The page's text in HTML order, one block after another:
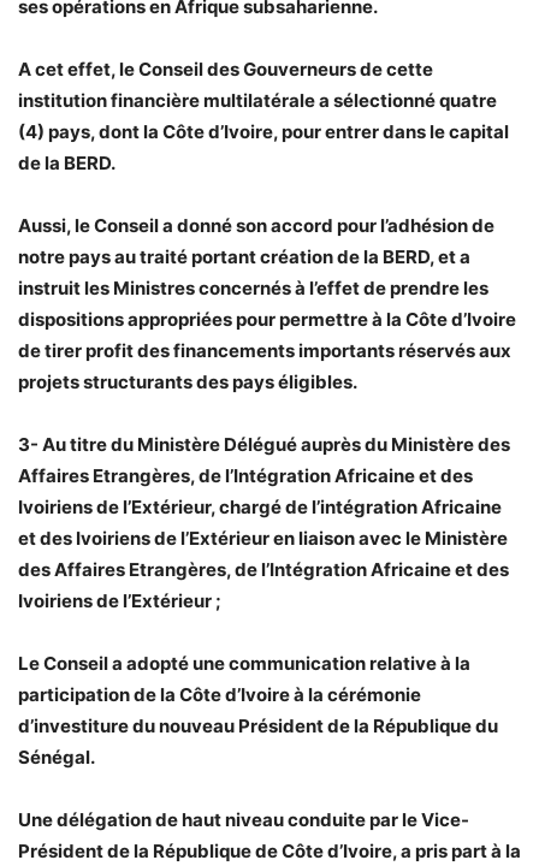
ses opérations en Afrique subsaharienne.
A cet effet, le Conseil des Gouverneurs de cette
institution financière multilatérale a sélectionné quatre
(4) pays, dont la Côte d’Ivoire, pour entrer dans le capital
de la BERD.
Aussi, le Conseil a donné son accord pour l’adhésion de
notre pays au traité portant création de la BERD, et a
instruit les Ministres concernés à l’effet de prendre les
dispositions appropriées pour permettre à la Côte d’Ivoire
de tirer profit des financements importants réservés aux
projets structurants des pays éligibles.
3- Au titre du Ministère Délégué auprès du Ministère des
Affaires Etrangères, de l’Intégration Africaine et des
Ivoiriens de l’Extérieur, chargé de l’intégration Africaine
et des Ivoiriens de l’Extérieur en liaison avec le Ministère
des Affaires Etrangères, de l’Intégration Africaine et des
Ivoiriens de l’Extérieur ;
Le Conseil a adopté une communication relative à la
participation de la Côte d’Ivoire à la cérémonie
d’investiture du nouveau Président de la République du
Sénégal.
Une délégation de haut niveau conduite par le Vice-
Président de la République de Côte d’Ivoire, a pris part à la